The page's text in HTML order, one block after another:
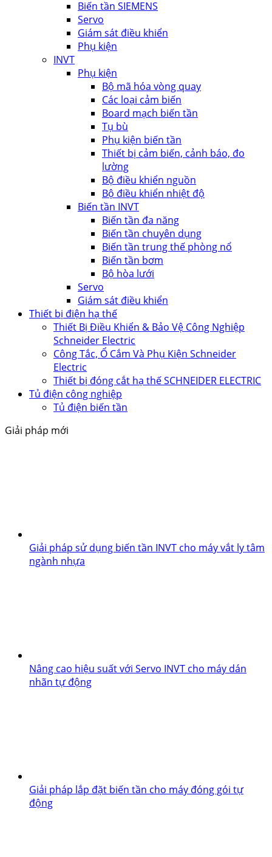
Biến tần SIEMENS
Servo
Giám sát điều khiển
Phụ kiện
INVT
Phụ kiện
Bộ mã hóa vòng quay
Các loại cảm biến
Board mạch biến tần
Tụ bù
Phụ kiện biến tần
Thiết bị cảm biến, cảnh báo, đo
lường
Bộ điều khiển nguồn
Bộ điều khiển nhiệt độ
Biến tần INVT
Biến tần đa năng
Biến tần chuyên dụng
Biến tần trung thế phòng nổ
Biến tần bơm
Bộ hòa lưới
Servo
Giám sát điều khiển
Thiết bị điện hạ thế
Thiết Bị Điều Khiển & Bảo Vệ Công Nghiệp
Schneider Electric
Công Tắc, Ổ Cắm Và Phụ Kiện Schneider
Electric
Thiết bị đóng cắt hạ thế SCHNEIDER ELECTRIC
Tủ điện công nghiệp
Tủ điện biến tần
Giải pháp mới
Giải pháp sử dụng biến tần INVT cho máy vắt ly tâm
ngành nhựa
Nâng cao hiệu suất với Servo INVT cho máy dán
nhãn tự động
Giải pháp lắp đặt biến tần cho máy đóng gói tự
động